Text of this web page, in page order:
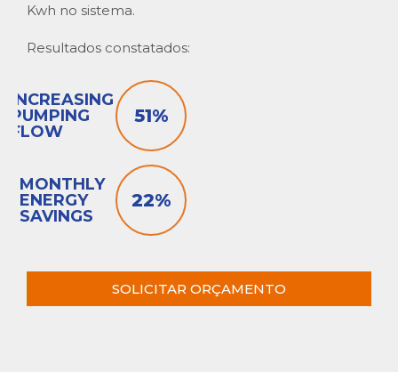
Kwh no sistema.
Resultados constatados:
INCREASING
PUMPING
FLOW
52%
MONTHLY
ENERGY
SAVINGS
23%
SOLICITAR ORÇAMENTO